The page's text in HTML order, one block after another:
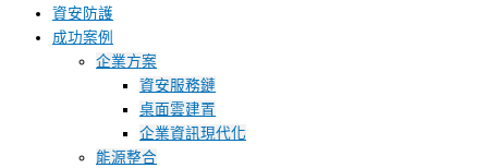
資安防護
成功案例
企業方案
資安服務鏈
桌面雲建置
企業資訊現代化
能源整合